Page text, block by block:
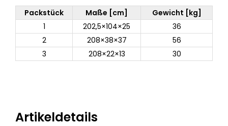
Packstück Maße [cm]
Gewicht [kg]
1
202,5×104×25
36
2
208×38×37
56
3
208×22×13 30
Artikeldetails